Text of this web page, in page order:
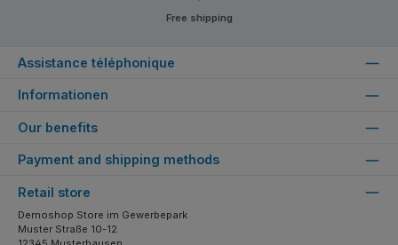
Free shipping
Assistance téléphonique
Informationen
Our benefits
Payment and shipping methods
Retail store
Demoshop Store im Gewerbepark
Muster Straße 10-12